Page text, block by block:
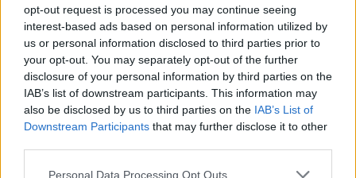
opt-out request is processed you may continue seeing
interest-based ads based on personal information utilized by
us or personal information disclosed to third parties prior to
your opt-out. You may separately opt-out of the further
disclosure of your personal information by third parties on the
IAB’s list of downstream participants. This information may
also be disclosed by us to third parties on the IAB’s List of
Downstream Participants that may further disclose it to other
Personal Data Processing Opt Outs